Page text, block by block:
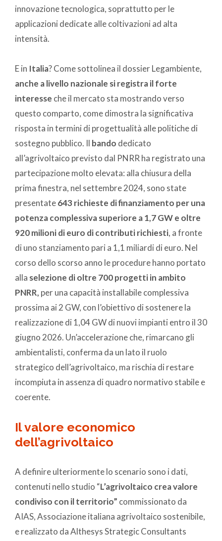
innovazione tecnologica, soprattutto per le
applicazioni dedicate alle coltivazioni ad alta
intensità.
E in Italia? Come sottolinea il dossier Legambiente,
anche a livello nazionale si registra il forte
interesse che il mercato sta mostrando verso
questo comparto, come dimostra la significativa
risposta in termini di progettualità alle politiche di
sostegno pubblico. Il bando dedicato
all’agrivoltaico previsto dal PNRR ha registrato una
partecipazione molto elevata: alla chiusura della
prima finestra, nel settembre 2024, sono state
presentate643 richieste di finanziamento per una
potenza complessiva superiore a 1,7 GW e oltre
920 milioni di euro di contributi richiesti, a fronte
di uno stanziamento pari a 1,1 miliardi di euro. Nel
corso dello scorso anno le procedure hanno portato
alla selezione di oltre 700 progetti in ambito
PNRR, per una capacità installabile complessiva
prossima ai 2 GW, con l’obiettivo di sostenere la
realizzazione di 1,04 GW di nuovi impianti entro il 30
giugno 2026. Un’accelerazione che, rimarcano gli
ambientalisti, conferma da un lato il ruolo
strategico dell’agrivoltaico, ma rischia di restare
incompiuta in assenza di quadro normativo stabile e
coerente.
Il valore economico
dell’agrivoltaico
A definire ulteriormente lo scenario sono i dati,
contenuti nello studio “L’agrivoltaico crea valore
condiviso con il territorio” commissionato da
AIAS, Associazione italiana agrivoltaico sostenibile,
e realizzato da Althesys Strategic Consultants